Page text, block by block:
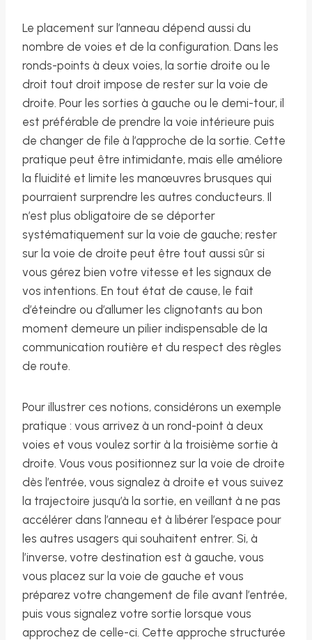
Le placement sur l’anneau dépend aussi du
nombre de voies et de la configuration. Dans les
ronds-points à deux voies, la sortie droite ou le
droit tout droit impose de rester sur la voie de
droite. Pour les sorties à gauche ou le demi-tour, il
est préférable de prendre la voie intérieure puis
de changer de file à l’approche de la sortie. Cette
pratique peut être intimidante, mais elle améliore
la fluidité et limite les manœuvres brusques qui
pourraient surprendre les autres conducteurs. Il
n’est plus obligatoire de se déporter
systématiquement sur la voie de gauche; rester
sur la voie de droite peut être tout aussi sûr si
vous gérez bien votre vitesse et les signaux de
vos intentions. En tout état de cause, le fait
d’éteindre ou d’allumer les clignotants au bon
moment demeure un pilier indispensable de la
communication routière et du respect des règles
de route.
Pour illustrer ces notions, considérons un exemple
pratique : vous arrivez à un rond-point à deux
voies et vous voulez sortir à la troisième sortie à
droite. Vous vous positionnez sur la voie de droite
dès l’entrée, vous signalez à droite et vous suivez
la trajectoire jusqu’à la sortie, en veillant à ne pas
accélérer dans l’anneau et à libérer l’espace pour
les autres usagers qui souhaitent entrer. Si, à
l’inverse, votre destination est à gauche, vous
vous placez sur la voie de gauche et vous
préparez votre changement de file avant l’entrée,
puis vous signalez votre sortie lorsque vous
approchez de celle-ci. Cette approche structurée